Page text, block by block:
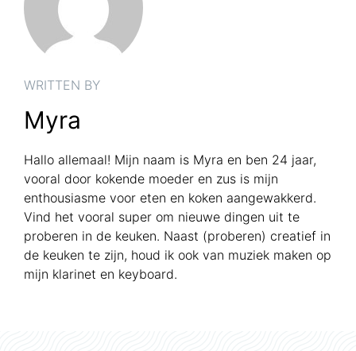
WRITTEN BY
Myra
Hallo allemaal! Mijn naam is Myra en ben 24 jaar,
vooral door kokende moeder en zus is mijn
enthousiasme voor eten en koken aangewakkerd.
Vind het vooral super om nieuwe dingen uit te
proberen in de keuken. Naast (proberen) creatief in
de keuken te zijn, houd ik ook van muziek maken op
mijn klarinet en keyboard.